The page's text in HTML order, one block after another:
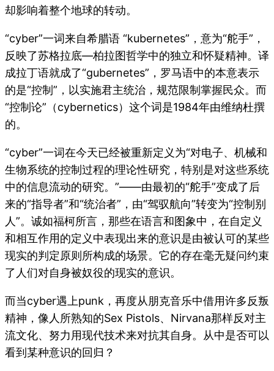
却影响着整个地球的转动。
“cyber”一词来自希腊语 “kubernetes”，意为“舵手”，
反映了苏格拉底—柏拉图哲学中的独立和怀疑精神。译
成拉丁语就成了“gubernetes”，罗马语中的本意表示
的是“控制”，以实施君主统治，规范限制掌握民众。而
“控制论”（cybernetics）这个词是1984年由维纳杜撰
的。
“cyber”一词在今天已经被重新定义为“对电子、机械和
生物系统的控制过程的理论性研究，特别是对这些系统
中的信息流动的研究。”——由最初的“舵手”变成了后
来的“指导者”和“统治者”，由“驾驭航向”转变为“控制别
人”。诚如福柯所言，那些在语言和图象中，在自定义
和相互作用的定义中表现出来的意识是由被认可的某些
现实的判定原则所构成的场景。它的存在毫无疑问约束
了人们对自身被奴役的现实的意识。
而当cyber遇上punk，再度从朋克音乐中借用许多反叛
精神，像人所熟知的Sex Pistols、Nirvana那样反对主
流文化、努力用现代技术来对抗其自身。从中是否可以
看到某种意识的回归？